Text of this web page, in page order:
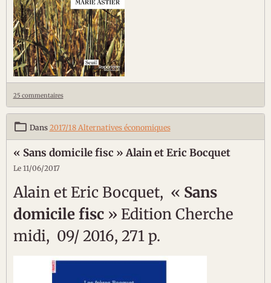
25 commentaires
Dans 2017/18 Alternatives économiques
« Sans domicile fisc » Alain et Eric Bocquet
Le 11/06/2017
Alain et Eric Bocquet, « Sans
domicile fisc » Edition Cherche
midi, 09/ 2016, 271 p.